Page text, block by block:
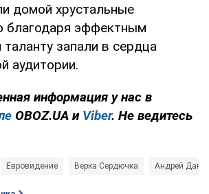
домой хрустальные
благодаря эффектным
запали в сердца
аудитории.
информация у нас в
OBOZ.UA и Viber. Не ведитесь
Евровидение Верка Сердючка Андрей